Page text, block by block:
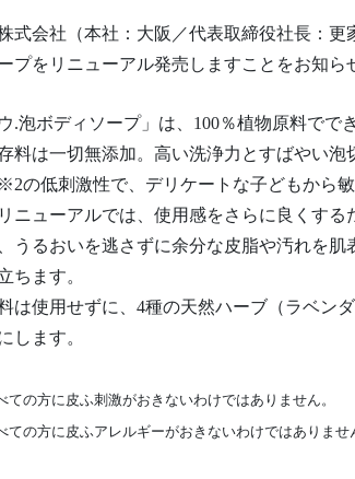
式会社（本社：大阪／代表取締役社長：
プをリニューアル発売しますことをお知ら
ウ.泡ボディソープ」は、100％植物原料で
料は一切無添加。高い洗浄力とすばやい
の低刺激性で、デリケートな子どもから
ニューアルでは、使用感をさらに良くす
うるおいを逃さずに余分な皮脂や汚れを
ちます。
は使用せずに、4種の天然ハーブ（ラベン
します。
の方に皮ふ刺激がおきないわけではありません。
の方に皮ふアレルギーがおきないわけではありませ